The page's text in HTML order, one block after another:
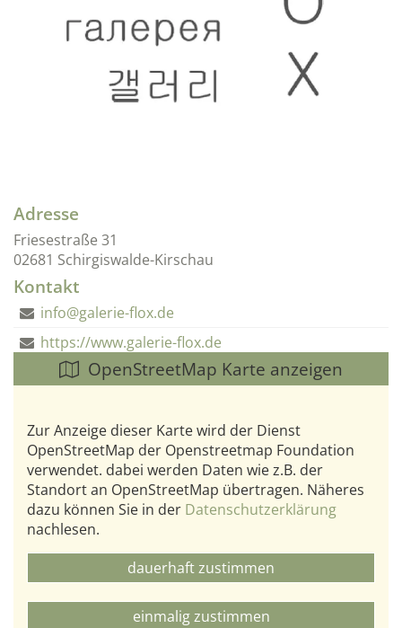
Adresse
Friesestraße 31
02681 Schirgiswalde-Kirschau
Kontakt
info@galerie-flox.de
https://www.galerie-flox.de
OpenStreetMap Karte anzeigen
Zur Anzeige dieser Karte wird der Dienst
OpenStreetMap der Openstreetmap Foundation
verwendet. dabei werden Daten wie z.B. der
Standort an OpenStreetMap übertragen. Näheres
dazu können Sie in der Datenschutzerklärung
nachlesen.
dauerhaft zustimmen
einmalig zustimmen